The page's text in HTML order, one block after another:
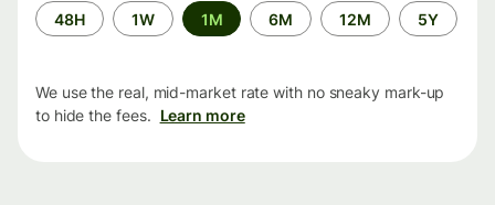
Time
period
48H 1W 1M 6M 12M 5Y
We use the real, mid-market rate with no sneaky mark-up
to hide the fees. Learn more